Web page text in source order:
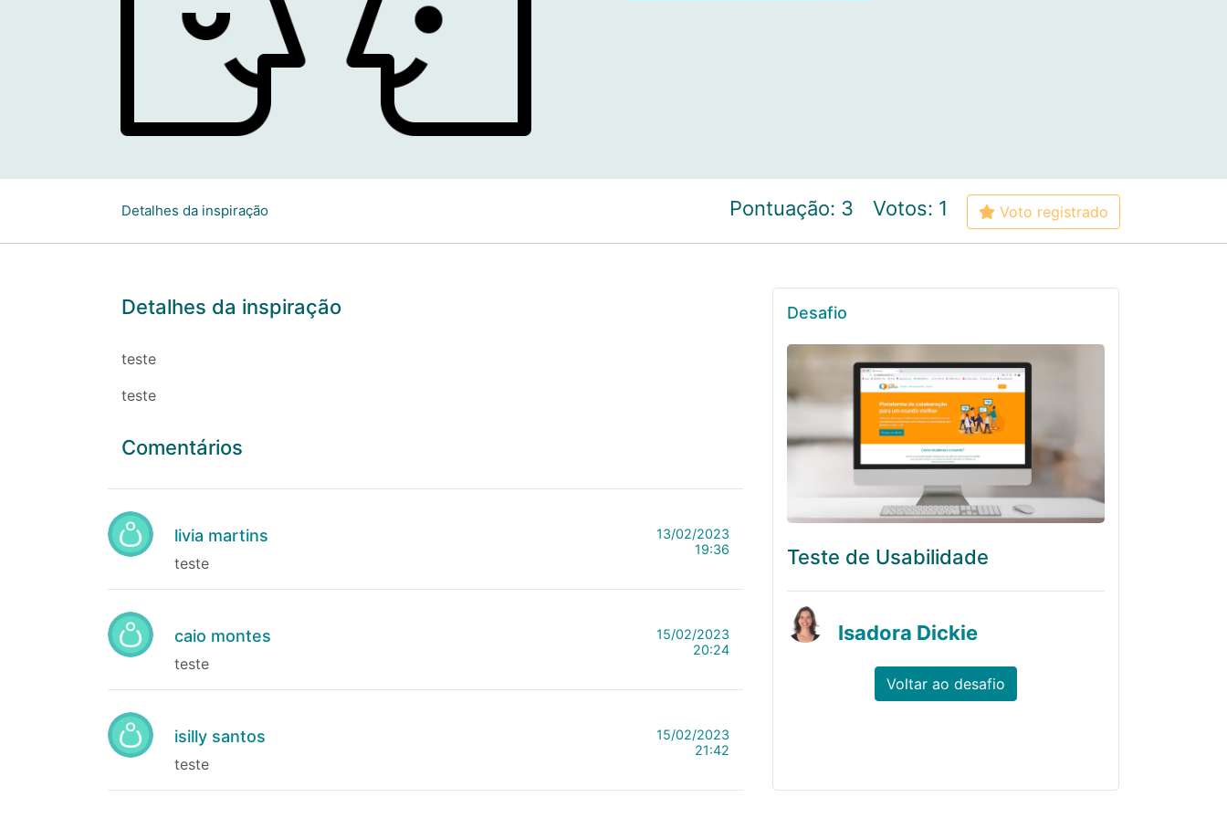
Pontuação: 3 Votos: 1 Voto registrado
Detalhes da inspiração
Detalhes da inspiração
teste
teste
Comentários
livia martins
13/02/2023
19:36
teste
caio montes
15/02/2023
20:24
teste
isilly santos
15/02/2023
21:42
teste
Desafio
Teste de Usabilidade
Isadora Dickie
Voltar ao desafio